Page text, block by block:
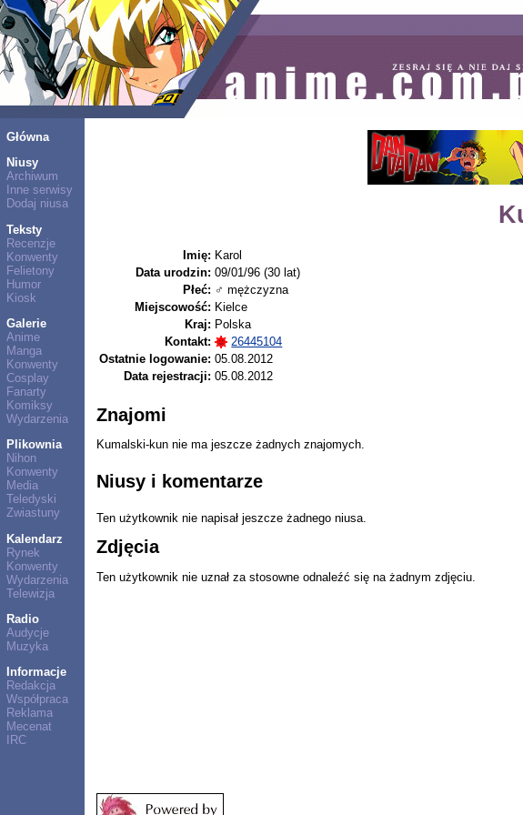
Główna
Niusy
Archiwum
Inne serwisy
Dodaj niusa
Teksty
Recenzje
Konwenty
Felietony
Humor
Kiosk
Galerie
Anime
Manga
Konwenty
Cosplay
Fanarty
Komiksy
Wydarzenia
Plikownia
Nihon
Konwenty
Media
Teledyski
Zwiastuny
Kalendarz
Rynek
Konwenty
Wydarzenia
Telewizja
Radio
Audycje
Muzyka
Informacje
Redakcja
Współpraca
Reklama
Mecenat
IRC
Imię: Karol
Data urodzin: 09/01/96 (30 lat)
Płeć: ♂ mężczyzna
Miejscowość: Kielce
Kraj: Polska
Kontakt:
26445104
Ostatnie logowanie: 05.08.2012
Data rejestracji: 05.08.2012
Znajomi
Kumalski-kun nie ma jeszcze żadnych znajomych.
Niusy i komentarze
Ten użytkownik nie napisał jeszcze żadnego niusa.
Zdjęcia
Ten użytkownik nie uznał za stosowne odnaleźć się na żadnym zdjęciu.